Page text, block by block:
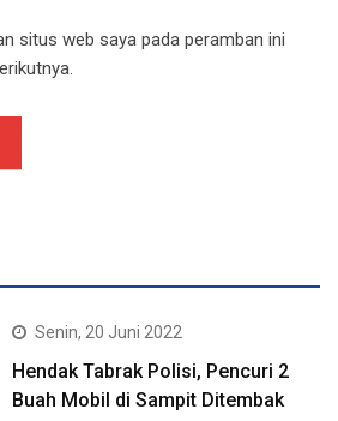
situs web saya pada peramban ini
Senin, 20 Juni 2022
Hendak Tabrak Polisi, Pencuri 2
Buah Mobil di Sampit Ditembak